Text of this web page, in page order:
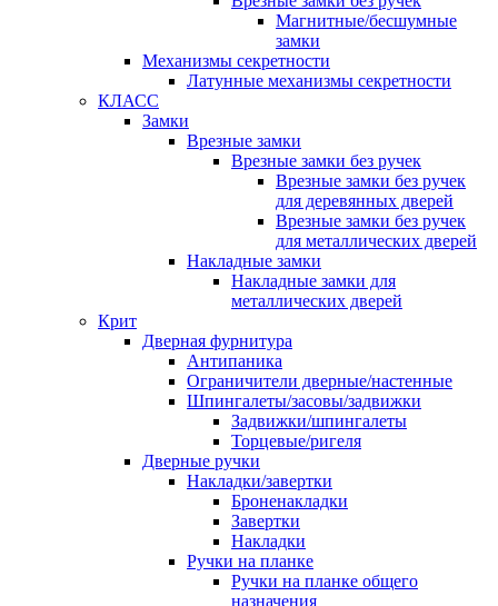
Магнитные/бесшумные
замки
Механизмы секретности
Латунные механизмы секретности
КЛАСС
Замки
Врезные замки
Врезные замки без ручек
Врезные замки без ручек
для деревянных дверей
Врезные замки без ручек
для металлических дверей
Накладные замки
Накладные замки для
металлических дверей
Крит
Дверная фурнитура
Антипаника
Ограничители дверные/настенные
Шпингалеты/засовы/задвижки
Задвижки/шпингалеты
Торцевые/ригеля
Дверные ручки
Накладки/завертки
Броненакладки
Завертки
Накладки
Ручки на планке
Ручки на планке общего
назначения